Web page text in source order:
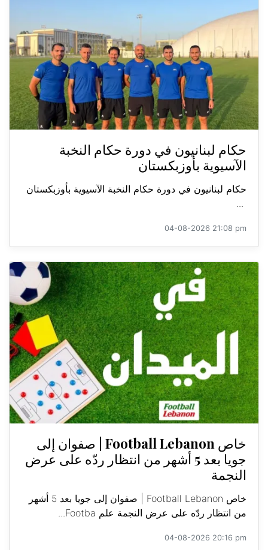
حكام لبنانيون في دورة حكام النخبة
الآسيوية بأوزبكستان
حكام لبنانيون في دورة حكام النخبة الآسيوية بأوزبكستان
...
04-08-2026 21:08 pm
خاص Football Lebanon | صفوان إلى
جويا بعد 5 أشهر من انتظار ردّه على عرض
النجمة
خاص Football Lebanon | صفوان إلى جويا بعد 5 أشهر
من انتظار ردّه على عرض النجمة علم Footba...
04-08-2026 20:16 pm